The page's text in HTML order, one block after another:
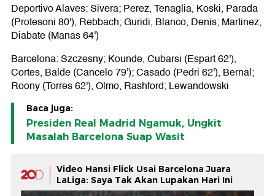
Deportivo Alaves: Sivera; Perez, Tenaglia, Koski, Parada
(Protesoni 80'), Rebbach; Guridi, Blanco, Denis; Martinez,
Diabate (Manas 64')
Barcelona: Szczesny; Kounde, Cubarsi (Espart 62'),
Cortes, Balde (Cancelo 79'); Casado (Pedri 62'), Bernal;
Roony (Torres 62'), Olmo, Rashford; Lewandowski
Baca juga:
Presiden Real Madrid Ngamuk, Ungkit
Masalah Barcelona Suap Wasit
Video Hansi Flick Usai Barcelona Juara
LaLiga: Saya Tak Akan Lupakan Hari Ini